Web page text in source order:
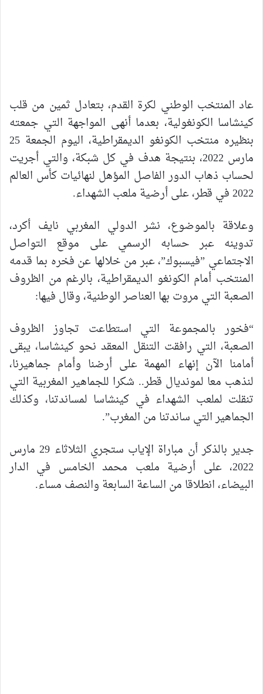
عاد المنتخب الوطني لكرة القدم، بتعادل ثمين من قلب
كينشاسا الكونغولية، بعدما أنهى المواجهة التي جمعته
بنظيره منتخب الكونغو الديمقراطية، اليوم الجمعة 25
مارس 2022، بنتيجة هدف في كل شبكة، والتي أجريت
لحساب ذهاب الدور الفاصل المؤهل لنهائيات كأس العالم
2022 في قطر، على أرضية ملعب الشهداء.
وعلاقة بالموضوع، نشر الدولي المغربي نايف أكرد،
تدوينه عبر حسابه الرسمي على موقع التواصل
الاجتماعي ”فيسبوك”، عبر من خلالها عن فخره بما قدمه
المنتخب أمام الكونغو الديمقراطية، بالرغم من الظروف
الصعبة التي مروت بها العناصر الوطنية، وقال فيها:
“فخور بالمجموعة التي استطاعت تجاوز الظروف
الصعبة، التي رافقت التنقل المعقد نحو كينشاسا، يبقى
أمامنا الآن إنهاء المهمة على أرضنا وأمام جماهيرنا،
لنذهب معا لمونديال قطر.. شكرا للجماهير المغربية التي
تنقلت لملعب الشهداء في كينشاسا لمساندتنا، وكذلك
الجماهير التي ساندتنا من المغرب”.
جدير بالذكر أن مباراة الإياب ستجري الثلاثاء 29 مارس
2022، على أرضية ملعب محمد الخامس في الدار
البيضاء، انطلاقا من الساعة السابعة والنصف مساء.